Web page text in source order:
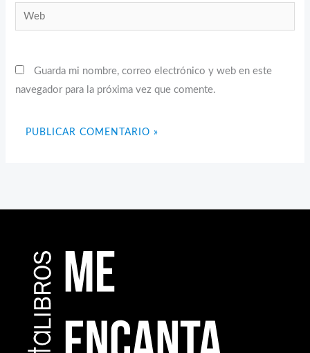
Web
Guarda mi nombre, correo electrónico y web en este
navegador para la próxima vez que comente.